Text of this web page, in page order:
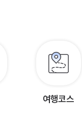
여행코스